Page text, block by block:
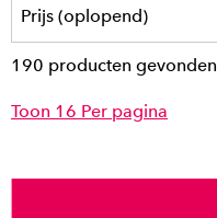
190 producten gevonden
Toon 16 Per pagina